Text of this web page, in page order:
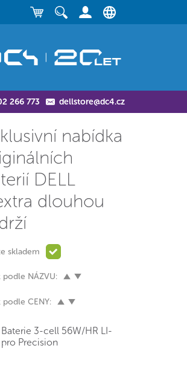
266 773 dellstore@dc4.cz
nabídka
DELL
dlouhou
skladem
podle NÁZVU:
podle CENY:
3-cell 56W/HR LI-
Precision